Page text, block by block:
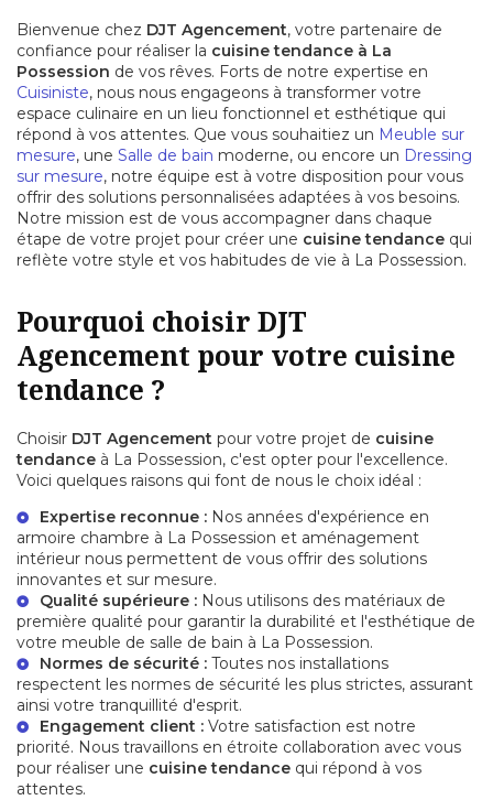
Bienvenue chez DJT Agencement, votre partenaire de
confiance pour réaliser la cuisine tendance à La
Possession de vos rêves. Forts de notre expertise en
Cuisiniste, nous nous engageons à transformer votre
espace culinaire en un lieu fonctionnel et esthétique qui
répond à vos attentes. Que vous souhaitiez un Meuble sur
mesure, une Salle de bain moderne, ou encore un Dressing
sur mesure, notre équipe est à votre disposition pour vous
offrir des solutions personnalisées adaptées à vos besoins.
Notre mission est de vous accompagner dans chaque
étape de votre projet pour créer une cuisine tendance qui
reflète votre style et vos habitudes de vie à La Possession.
Pourquoi choisir DJT
Agencement pour votre cuisine
tendance ?
Choisir DJT Agencement pour votre projet de cuisine
tendance à La Possession, c'est opter pour l'excellence.
Voici quelques raisons qui font de nous le choix idéal :
Expertise reconnue : Nos années d'expérience en
armoire chambre à La Possession et aménagement
intérieur nous permettent de vous offrir des solutions
innovantes et sur mesure.
Qualité supérieure : Nous utilisons des matériaux de
première qualité pour garantir la durabilité et l'esthétique de
votre meuble de salle de bain à La Possession.
Normes de sécurité : Toutes nos installations
respectent les normes de sécurité les plus strictes, assurant
ainsi votre tranquillité d'esprit.
Engagement client : Votre satisfaction est notre
priorité. Nous travaillons en étroite collaboration avec vous
pour réaliser une cuisine tendance qui répond à vos
attentes.